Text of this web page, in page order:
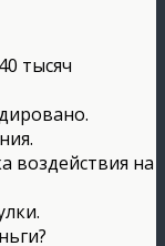
тысяч
воздействия на